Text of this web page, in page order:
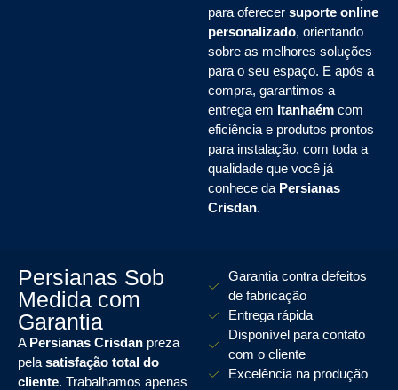
para oferecer suporte online
personalizado, orientando
sobre as melhores soluções
para o seu espaço. E após a
compra, garantimos a
entrega em Itanhaém com
eficiência e produtos prontos
para instalação, com toda a
qualidade que você já
conhece da Persianas
Crisdan.
Persianas Sob
Medida com
Garantia
A Persianas Crisdan preza
pela satisfação total do
cliente. Trabalhamos apenas
Garantia contra defeitos
de fabricação
Entrega rápida
Disponível para contato
com o cliente
Excelência na produção